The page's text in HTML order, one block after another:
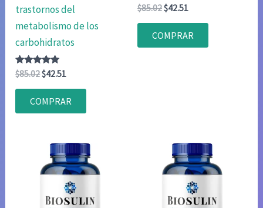
trastornos del
metabolismo de los
carbohidratos
Valorado
con
4.83
de 5
$85.02El
original
era:
$42.51El
actual
es:
COMPRAR
Valorado
con
5.00
$85.02El
original
era:
$42.51El
actual
es:
COMPRAR